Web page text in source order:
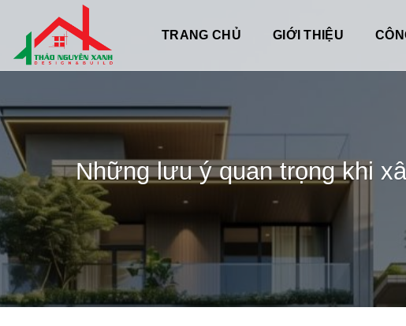
dung
TRANG CHỦ GIỚI THIỆU
Những lưu ý quan trọng khi